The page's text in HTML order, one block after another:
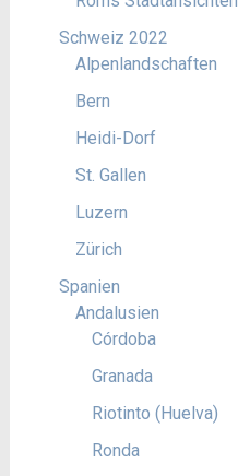
Schweiz 2022
Alpenlandschaften
Bern
Heidi-Dorf
St. Gallen
Luzern
Zürich
Spanien
Andalusien
Córdoba
Granada
Riotinto (Huelva)
Ronda